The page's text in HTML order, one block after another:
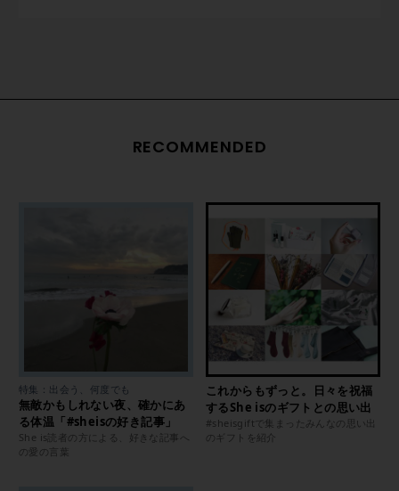
RECOMMENDED
特集：出会う、何度でも
無敵かもしれない夜、確かにあ
る体温「#sheisの好き記事」
She is読者の方による、好きな記事へ
の愛の言葉
これからもずっと。日々を祝福
するShe isのギフトとの思い出
#sheisgiftで集まったみんなの思い出
のギフトを紹介